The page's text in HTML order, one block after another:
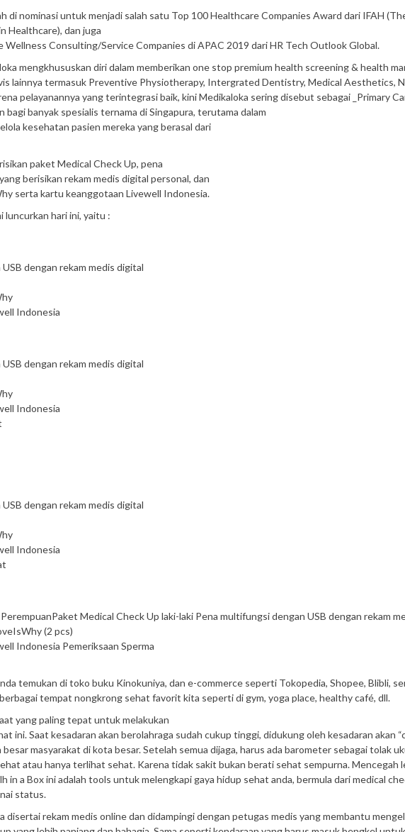
di nominasi untuk menjadi salah satu Top 100 Healthcare Companies Award dari IFAH
Healthcare), dan juga
Wellness Consulting/Service Companies di APAC 2019 dari HR Tech Outlook Global.
mengkhususkan diri dalam memberikan one stop premium health screening & health
lainnya termasuk Preventive Physiotherapy, Intergrated Dentistry, Medical Aesthetics,
pelayanannya yang terintegrasi baik, kini Medikaloka sering disebut sebagai _Primary
bagi banyak spesialis ternama di Singapura, terutama dalam
kesehatan pasien mereka yang berasal dari
paket Medical Check Up, pena
berisikan rekam medis digital personal, dan
serta kartu keanggotaan Livewell Indonesia.
luncurkan hari ini, yaitu :
dengan rekam medis digital
Indonesia
dengan rekam medis digital
Indonesia
dengan rekam medis digital
Indonesia
Medical Check Up laki-laki Pena multifungsi dengan USB dengan rekam
(2 pcs)
Indonesia Pemeriksaan Sperma
temukan di toko buku Kinokuniya, dan e-commerce seperti Tokopedia, Shopee, Blibli,
tempat nongkrong sehat favorit kita seperti di gym, yoga place, healthy café, dll.
yang paling tepat untuk melakukan
ini. Saat kesadaran akan berolahraga sudah cukup tinggi, didukung oleh kesadaran akan
masyarakat di kota besar. Setelah semua dijaga, harus ada barometer sebagai tolak
atau hanya terlihat sehat. Karena tidak sakit bukan berati sehat sempurna. Mencegah
in a Box ini adalah tools untuk melengkapi gaya hidup sehat anda, bermula dari medical
status.
disertai rekam medis online dan didampingi dengan petugas medis yang membantu